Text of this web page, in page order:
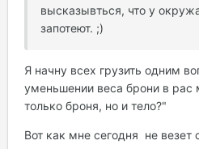
высказывться, что у
запотеют. ;)
Я начну всех грузить одним
уменьшении веса брони в рас
только броня, но и тело?"
Вот как мне сегодня не везет